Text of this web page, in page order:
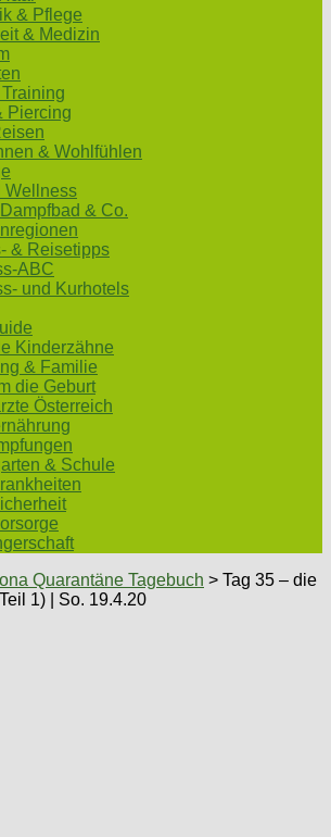
& Pflege
& Medizin
Piercing
& Wohlfühlen
Wellness
& Co.
& Reisetipps
ABC
und Kurhotels
Kinderzähne
& Familie
die Geburt
Österreich
& Schule
Quarantäne Tagebuch > Tag 35 – die
1) | So. 19.4.20